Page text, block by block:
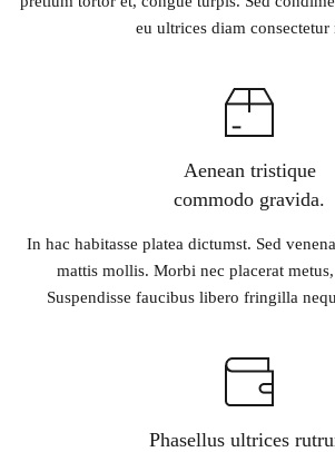
eu ultrices diam consectetur
Aenean tristique
commodo gravida.
In hac habitasse platea dictumst. Sed
mattis mollis. Morbi nec placerat
Suspendisse faucibus libero fringilla
Phasellus ultrices